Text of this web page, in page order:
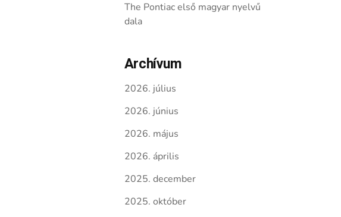
The Pontiac első magyar nyelvű
dala
Archívum
2026. július
2026. június
2026. május
2026. április
2025. december
2025. október